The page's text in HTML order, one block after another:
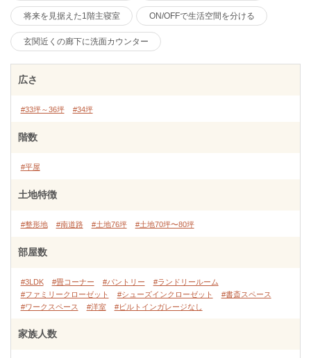
将来を見据えた1階主寝室 ON/OFFで生活空間を分ける
玄関近くの廊下に洗面カウンター
広さ
#33坪～36坪 #34坪
階数
#平屋
土地特徴
#整形地 #南道路 #土地76坪 #土地70坪〜80坪
部屋数
#3LDK #畳コーナー #パントリー
#ランドリールーム
#ファミリークローゼット
#シューズインクローゼット
#書斎スペース
#ワークスペース
#洋室 #ビルトインガレージなし
家族人数